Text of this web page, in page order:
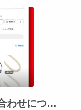
メルカリShopからのお問い合わせについて